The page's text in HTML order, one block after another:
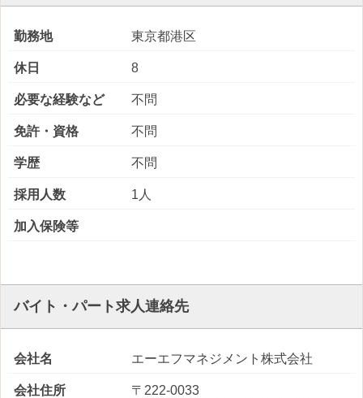
勤務地 東京都港区
休日 8
必要な経験など 不問
免許・資格 不問
学歴 不問
採用人数 1人
加入保険等
バイト・パート求人連絡先
会社名 エーエフマネジメント株式会社
会社住所
〒222-0033